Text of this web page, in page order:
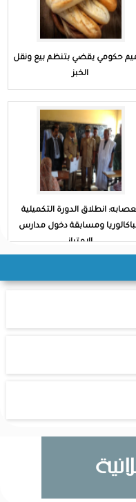
حكومي يقضي بتنظم بيع ونقل
الخبز
انطلاق الدورة التكميلية
ومسابقة دخول مدارس
الامتياز